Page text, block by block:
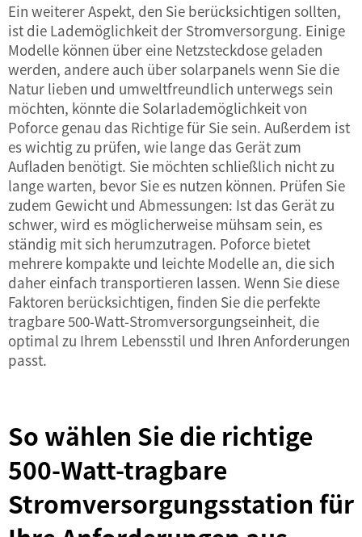
Ein weiterer Aspekt, den Sie berücksichtigen sollten,
ist die Lademöglichkeit der Stromversorgung. Einige
Modelle können über eine Netzsteckdose geladen
werden, andere auch übersolarpanelswenn Sie die
Natur lieben und umweltfreundlich unterwegs sein
möchten, könnte die Solarlademöglichkeit von
Poforce genau das Richtige für Sie sein. Außerdem ist
es wichtig zu prüfen, wie lange das Gerät zum
Aufladen benötigt. Sie möchten schließlich nicht zu
lange warten, bevor Sie es nutzen können. Prüfen Sie
zudem Gewicht und Abmessungen: Ist das Gerät zu
schwer, wird es möglicherweise mühsam sein, es
ständig mit sich herumzutragen. Poforce bietet
mehrere kompakte und leichte Modelle an, die sich
daher einfach transportieren lassen. Wenn Sie diese
Faktoren berücksichtigen, finden Sie die perfekte
tragbare 500-Watt-Stromversorgungseinheit, die
optimal zu Ihrem Lebensstil und Ihren Anforderungen
passt.
So wählen Sie die richtige
500-Watt-tragbare
Stromversorgungsstation für